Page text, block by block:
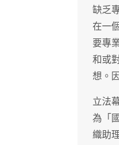
缺乏
在一
要專
和或
想。
立法
為「
織助